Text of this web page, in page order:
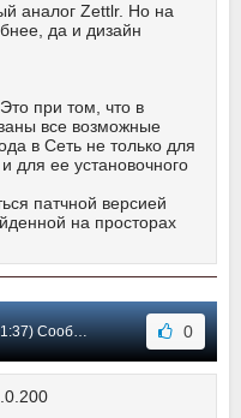
аналог Zettlr. Но на
да и дизайн
при том, что в
все возможные
в Сеть не только для
для ее установочного
патчной версией
на просторах
#19 0